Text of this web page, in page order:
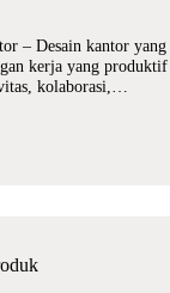
– Desain kantor
kerja yang
kolaborasi,…